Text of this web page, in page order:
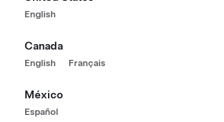
English
Canada
English Français
México
Español